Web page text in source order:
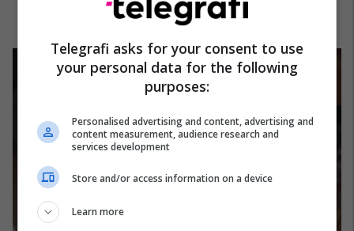
Telegrafi asks for your consent to use
your personal data for the following
purposes:
Personalised advertising and content, advertising and
content measurement, audience research and
services development
Store and/or access information on a device
Learn more